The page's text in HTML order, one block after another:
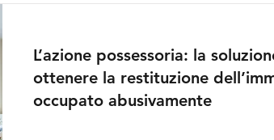
L’azione possessoria: la
ottenere la restituzione
occupato abusivamente